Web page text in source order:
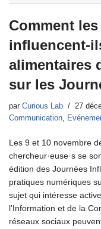
Comment
influencent-
alimentaires
sur les
par Curious Lab
27
Communication,
Les 9 et 10 novembre
chercheur·euse·s se
édition des Journées
pratiques numériques
sujet qui intéresse
l’Information et de la
réseaux sociaux